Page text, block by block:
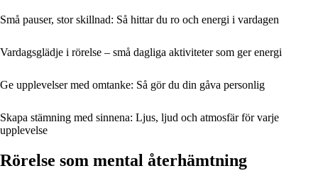
Små pauser, stor skillnad: Så hittar du ro och energi i vardagen
Vardagsglädje i rörelse – små dagliga aktiviteter som ger energi
Ge upplevelser med omtanke: Så gör du din gåva personlig
Skapa stämning med sinnena: Ljus, ljud och atmosfär för varje
upplevelse
Rörelse som mental återhämtning